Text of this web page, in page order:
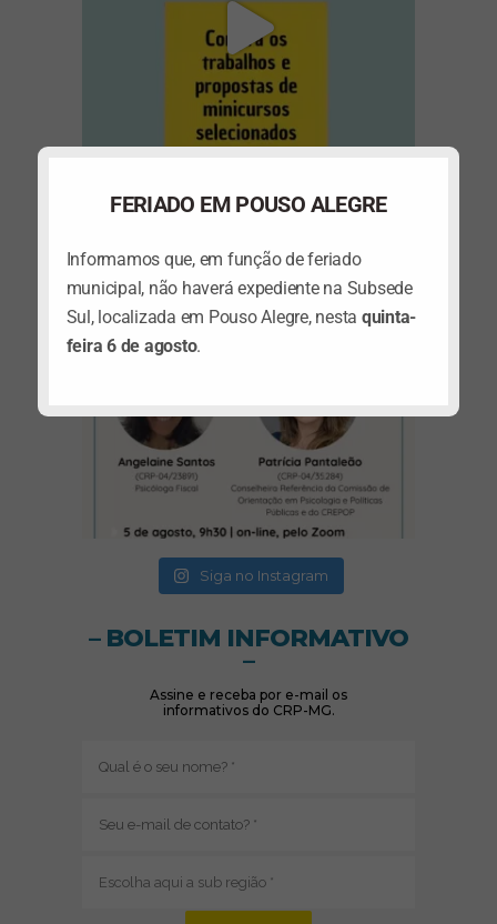
(abre em nova janela)
Siga no Instagram
– BOLETIM INFORMATIVO
–
Assine e receba por e-mail os
informativos do CRP-MG.
mail
região
FERIADO EM POUSO ALEGRE
Informamos que, em função de feriado
municipal, não haverá expediente na Subsede
Sul, localizada em Pouso Alegre, nesta quinta-
feira 6 de agosto.